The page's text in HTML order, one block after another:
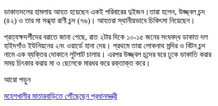
ডাকাতদলের হামলায় আহত হয়েছেন একই পরিবারের দুইজন।তারা হলেন, উজ্জ্বল চন্দ
(৪২) ও তার মা সন্ধ্যা রাণী চন্দ (৭৬)। আহতরা স্থানীয়ভাবে চিকিৎসা নিয়েছেন।
প্রত্যক্ষদর্শীদের বরাতে জানা গেছে, রাত ২টার দিকে ১০-১৫ জনের সংঘবদ্ধ ডাকাত দল
হাইদগাঁও ইউনিয়নের ২নং ওয়ার্ডে হানা দেয়। প্রথমে তারা লোকনাথ মন্দির ও বিটন চন্দ
নামে এক ব্যক্তির দোকানে লুটপাট চালায়। এরপর উজ্জ্বল চন্দের ঘরে ঢুকে ডাকাতি করার
সময় চিৎকার করায় মা ও ছেলেকে মারধর করে রক্তাক্ত করে।
আরো পড়ুন
মহেশখালীর মাতারবাড়িতে পৌঁছেছেন প্রধানমন্ত্রী